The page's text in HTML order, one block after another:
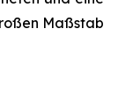
Maßstab